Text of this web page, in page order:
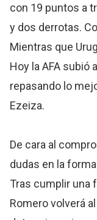
con 19 puntos a
y dos derrotas.
Mientras que
Hoy la AFA subió
repasando lo
Ezeiza.
De cara al
dudas en la
Tras cumplir una
Romero volverá